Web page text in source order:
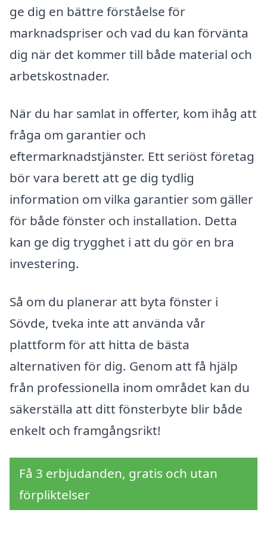
ge dig en bättre förståelse för
marknadspriser och vad du kan förvänta
dig när det kommer till både material och
arbetskostnader.
När du har samlat in offerter, kom ihåg att
fråga om garantier och
eftermarknadstjänster. Ett seriöst företag
bör vara berett att ge dig tydlig
information om vilka garantier som gäller
för både fönster och installation. Detta
kan ge dig trygghet i att du gör en bra
investering.
Så om du planerar att byta fönster i
Sövde, tveka inte att använda vår
plattform för att hitta de bästa
alternativen för dig. Genom att få hjälp
från professionella inom området kan du
säkerställa att ditt fönsterbyte blir både
enkelt och framgångsrikt!
Få 3 erbjudanden, gratis och utan
förpliktelser